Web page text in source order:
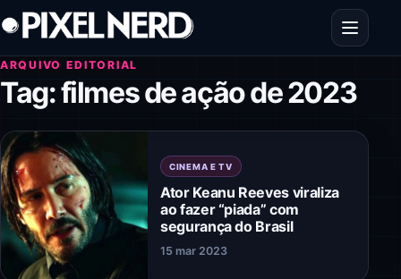
Pular para o conteúdo
Abrir
ARQUIVO EDITORIAL
Tag:filmes de ação de 2023
CINEMA E TV
Ator Keanu Reeves viraliza
ao fazer “piada” com
segurança do Brasil
15 mar 2023